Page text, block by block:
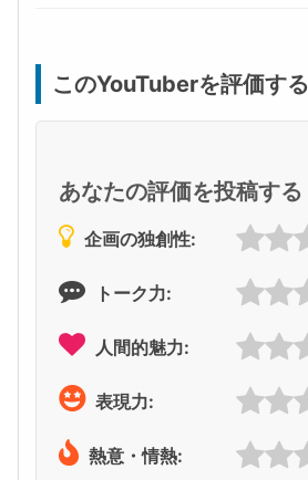
このYouTuberを評価する
あなたの評価を投稿する
企画の独創性:
トーク力:
人間的魅力:
表現力:
熱意・情熱: